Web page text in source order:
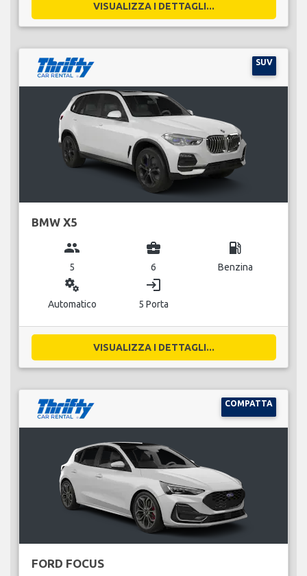
VISUALIZZA I DETTAGLI...
SUV
BMW X5
group
5
business_center
6
local_gas_station
Benzina
miscellaneous_services
Automatico
login
5 Porta
VISUALIZZA I DETTAGLI...
COMPATTA
FORD FOCUS